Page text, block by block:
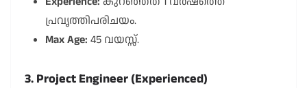
പ്രവൃത്തിപരിചയം.
Max Age: 45 വയസ്സ്.
3. Project Engineer (Experienced)